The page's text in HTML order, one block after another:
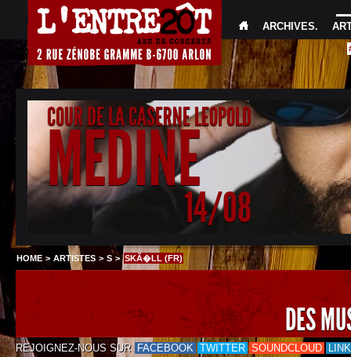
ARCHIVES.
COUR DE LA CASERNE LEOPOLD
MEDINE
14/08
HOME > ARTISTES > S > SKÃ�LL (FR)
DES
REJOIGNEZ-NOUS SUR FACEBOOK TWITTER SOUNDCLOUD